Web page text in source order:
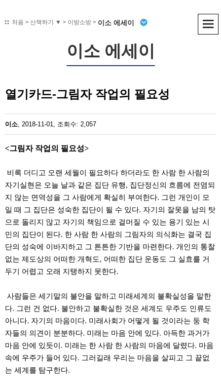
처음 > 산책하기 ▼ > 이방소방 > 이소 에세이
이소 에세이
열기카드-그림자 작업의 필요성
이소, 2018-11-01, 조회수: 2,057
<그림자 작업의 필요성>
비록 더디고 오랜 세월이 필요하다 하더라도 한 사람 한 사람의
자기실현은 오늘 날과 같은 집단 유행, 집단정신의 흐름에 전염되
지 않는 면역성을 그 사람에게 확실히 부여한다. 그런 개인이 모
일 때 그 집단은 성숙한 집단이 될 수 있다. 자기의 잘못을 남의 탓
으로 돌리지 않고 자기의 책임으로 걸머질 수 있는 용기 있는 시
민의 집단이 된다. 한 사람 한 사람의 그림자의 의식화는 결국 집
단의 성숙에 이바지하고 그 튼튼한 기반을 마련한다. 개인의 통찰
없는 제도상의 어떠한 개혁도, 어떠한 집단 운동도 그 실효를 거
두기 어렵고 오래 지탱하지 못한다.
사람들은 세기말의 불안을 말하고 미래세계의 불확실성을 말한
다. 그런 건 없다. 불안하고 불확실한 것은 세계도 우주도 인류도
아니다. 자기의 마음이다. 미래사회가 어떻게 될 것이라는 둥 학
자들의 의견이 분분하다. 미래는 마음 안에 있다. 아득한 과거가
마음 안에 있듯이 . 미래는 한 사람 한 사람의 마음에 달렸다. 마음
속에 우주가 들어 있다. 그러길래 우리는 마음을 살피고 그 끝없
는 세계를 탐구한다.